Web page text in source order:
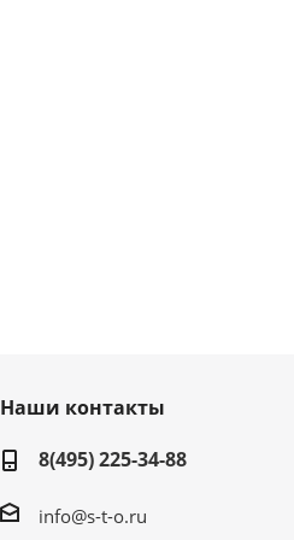
Наши контакты
8(495) 225-34-88
info@s-t-o.ru